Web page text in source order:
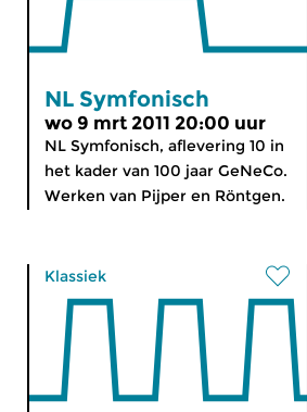
NL Symfonisch
wo 9 mrt 2011 20:00 uur
NL Symfonisch, aflevering 10 in
het kader van 100 jaar GeNeCo.
Werken van Pijper en Röntgen.
Klassiek